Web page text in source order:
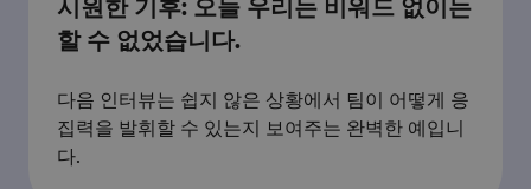
시원한 기후: 오늘 우리는 비워드 없이는
할 수 없었습니다.
다음 인터뷰는 쉽지 않은 상황에서 팀이 어떻게 응
집력을 발휘할 수 있는지 보여주는 완벽한 예입니
다.